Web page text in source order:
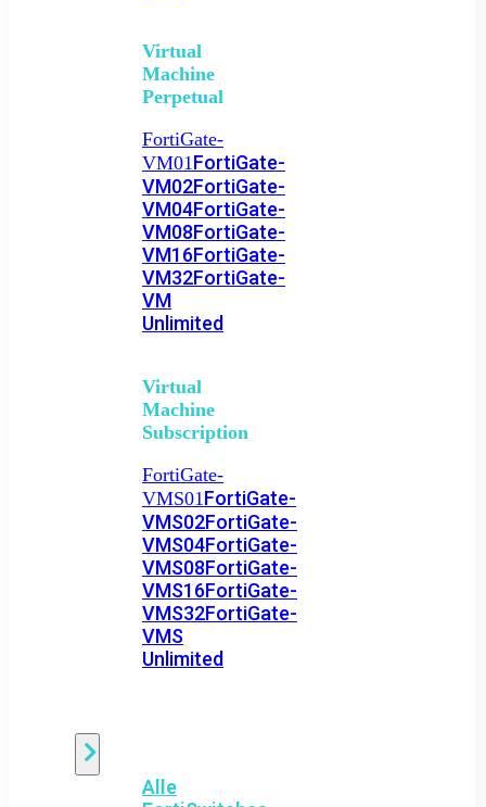
Virtual
Machine
Perpetual
FortiGate-
VM01FortiGate-
VM02FortiGate-
VM04FortiGate-
VM08FortiGate-
VM16FortiGate-
VM32FortiGate-
VM
Unlimited
Virtual
Machine
Subscription
FortiGate-
VMS01FortiGate-
VMS02FortiGate-
VMS04FortiGate-
VMS08FortiGate-
VMS16FortiGate-
VMS32FortiGate-
VMS
Unlimited
Alle